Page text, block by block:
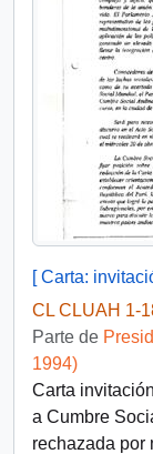
CL CLUAH 1-
Parte de
1994)
Carta
a Cumbre
rechazada por